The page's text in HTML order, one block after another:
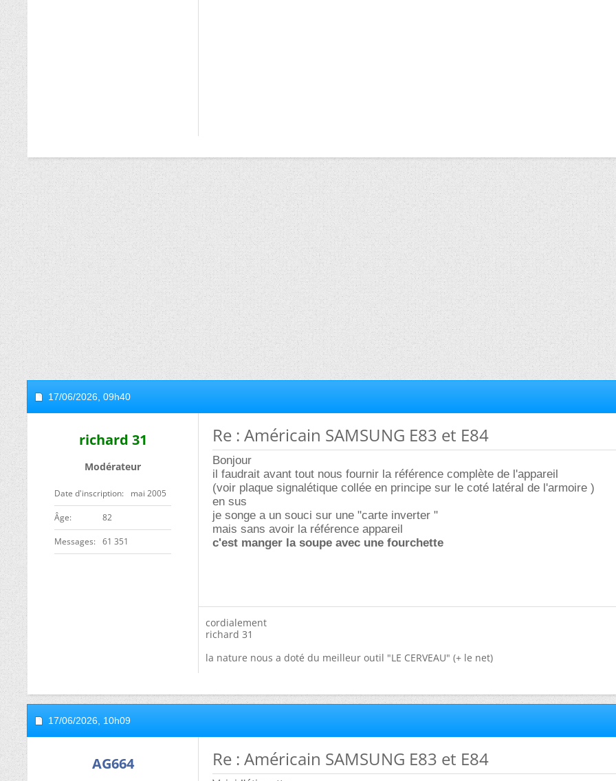
17/06/2026, 09h40
richard 31
Modérateur
Date d'inscription mai 2005
ge 82
Messages 61 351
Re : Américain SAMSUNG E83 et E84
Bonjour
il faudrait avant tout nous fournir la référence complète de l'appareil
(voir plaque signalétique collée en principe sur le coté latéral de l'armoire )
en sus
je songe a un souci sur une "carte inverter "
mais sans avoir la référence appareil
c'est manger la soupe avec une fourchette
cordialement
richard 31
la nature nous a doté du meilleur outil "LE CERVEAU" (+ le net)
17/06/2026, 10h09
AG664 Re : Américain SAMSUNG E83 et E84